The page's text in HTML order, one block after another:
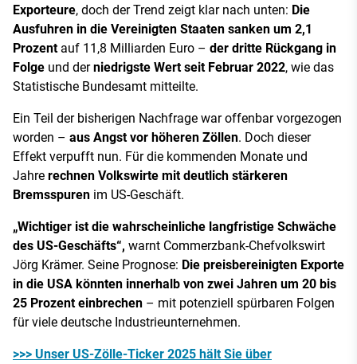
Exporteure, doch der Trend zeigt klar nach unten: Die
Ausfuhren in die Vereinigten Staaten sanken um 2,1
Prozentauf 11,8 Milliarden Euro – der dritte Rückgang in
Folge und derniedrigste Wert seit Februar 2022, wie das
Statistische Bundesamt mitteilte.
Ein Teil der bisherigen Nachfrage war offenbar vorgezogen
worden – aus Angst vor höheren Zöllen. Doch dieser
Effekt verpufft nun. Für die kommenden Monate und
Jahre rechnen Volkswirte mit deutlich stärkeren
Bremsspuren im US-Geschäft.
„Wichtiger ist die wahrscheinliche langfristige Schwäche
des US-Geschäfts“, warnt Commerzbank-Chefvolkswirt
Jörg Krämer. Seine Prognose: Die preisbereinigten Exporte
in die USA könnten innerhalb von zwei Jahren um 20 bis
25 Prozent einbrechen – mit potenziell spürbaren Folgen
für viele deutsche Industrieunternehmen.
>>> Unser US-Zölle-Ticker 2025 hält Sie über